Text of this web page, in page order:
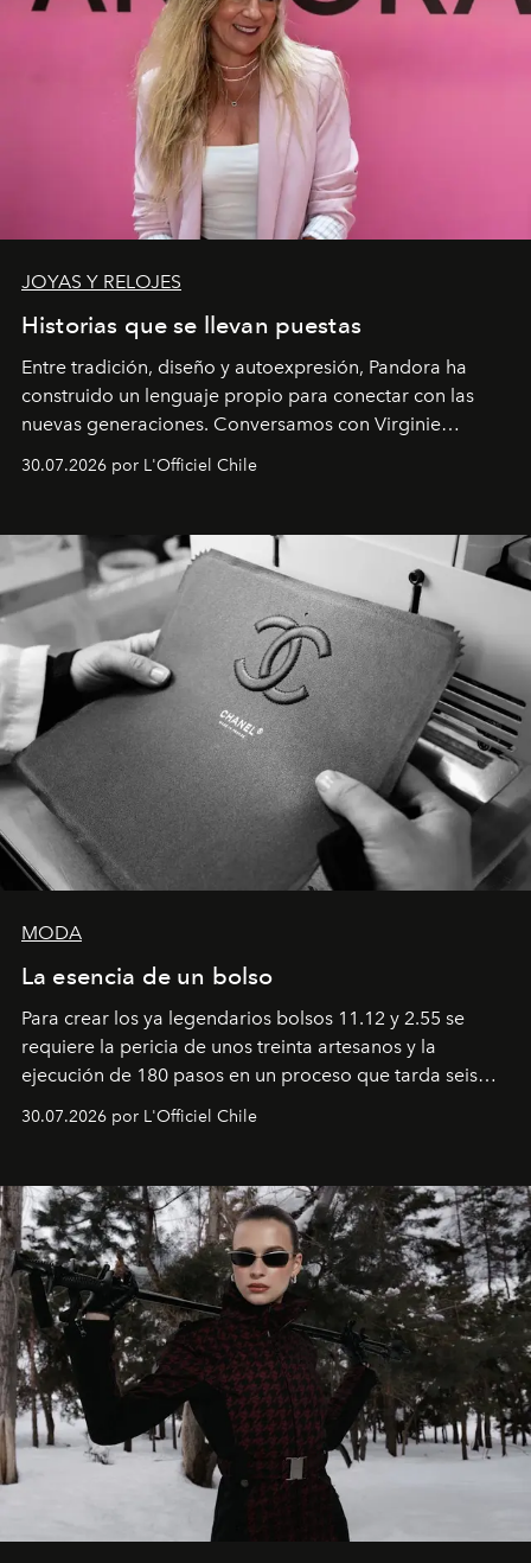
JOYAS Y RELOJES
Historias que se llevan puestas
Entre tradición, diseño y autoexpresión, Pandora ha
construido un lenguaje propio para conectar con las
nuevas generaciones. Conversamos con Virginie
Latinoamérica, sobre identidad, cultura y el valor
30.07.2026 por L'Officiel Chile
MODA
La esencia de un bolso
Para crear los ya legendarios bolsos 11.12 y 2.55 se
requiere la pericia de unos treinta artesanos y la
ejecución de 180 pasos en un proceso que tarda seis
que se enseña solamente en la escuela de formación de
30.07.2026 por L'Officiel Chile